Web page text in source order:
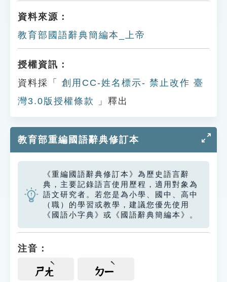
資料來源：
教育部國語辭典簡編本_上帝
授權資訊：
資料採「
創用CC-姓名標示- 禁止改作 臺
灣3.0版授權條款
」釋出
教育部重編國語辭典修訂本
《重編國語辭典修訂本》為歷史語言辭
典，主要記錄語言使用歷程，適用對象為
語文研究者。若您是為小學、國中、高中
（職）的學習或教學，建議您優先使用
《國語小字典》或《國語辭典簡編本》。
注音：
ㄕㄤ ㄉㄧ